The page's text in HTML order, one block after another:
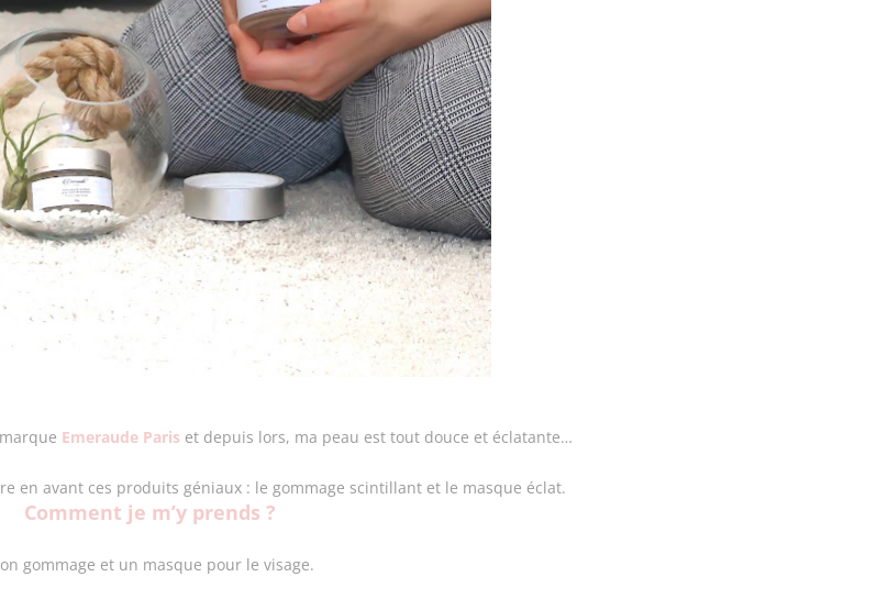
Emeraude Paris et depuis lors, ma peau est tout douce et éclatante…
en avant ces produits géniaux : le gommage scintillant et le masque éclat.
Comment je m’y prends ?
gommage et un masque pour le visage.